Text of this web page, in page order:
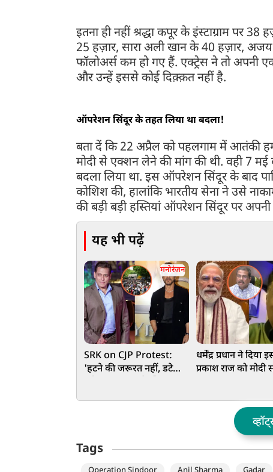
इतना ही नहीं श्रद्धा कपूर के इंस्टाग्राम पर
25 हज़ार, सारा अली खान के 40 हज़ार,
फॉलोअर्स कम हो गए हैं. एक्ट्रेस ने तो
और उन्हें इससे कोई दिक़्क़त नहीं है.
ऑपरेशन सिंदूर के तहत लिया था बदला!
बता दें कि 22 अप्रैल को पहलगाम में आतंकी
मोदी से एक्शन लेने की मांग की थी. वही 7
बदला लिया था. इस ऑपरेशन सिंदूर के बाद
कोशिश की, हालांकि भारतीय सेना ने उसे
की बड़ी बड़ी हस्तियां ऑपरेशन सिंदूर पर अपनी
यह भी पढ़ें
मनोरंजन
SRK on CJP Protest:
'हटने की जरूरत नहीं, डटे
धर्मेंद्र प्रधान ने दिया
प्रकाश राज को मोदी
Tags